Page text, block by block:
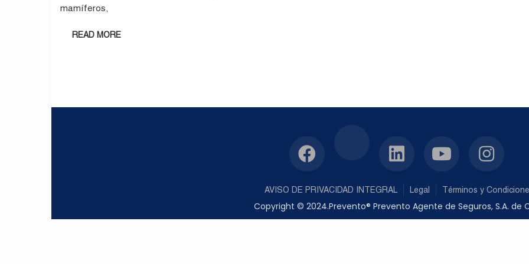
mamíferos,
READ MORE
AVISO DE PRIVACIDAD INTEGRAL Legal Términos y
Copyright © 2024.Prevento® Prevento Agente de Seguros, S.A. de